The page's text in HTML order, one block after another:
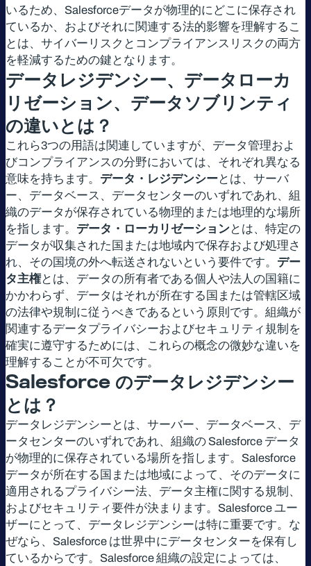
いるため、Salesforceデータが物理的にどこに保存され
ているか、およびそれに関連する法的影響を理解するこ
とは、サイバーリスクとコンプライアンスリスクの両方
を軽減するための鍵となります。
データレジデンシー、データローカ
リゼーション、データソブリンティ
の違いとは？
これら3つの用語は関連していますが、データ管理およ
びコンプライアンスの分野においては、それぞれ異なる
意味を持ちます。 データ・レジデンシーとは、サーバ
ー、データベース、データセンターのいずれであれ、組
織のデータが保存されている物理的または地理的な場所
を指します。 データ・ローカリゼーションとは、特定の
データが収集された国または地域内で保存および処理さ
れ、その国境の外へ転送されないという要件です。 デー
タ主権とは、データの所有者である個人や法人の国籍に
かかわらず、データはそれが所在する国または管轄区域
の法律や規制に従うべきであるという原則です。組織が
関連するデータプライバシーおよびセキュリティ規制を
確実に遵守するためには、これらの概念の微妙な違いを
理解することが不可欠です。
Salesforce のデータレジデンシー
とは？
データレジデンシーとは、サーバー、データベース、デ
ータセンターのいずれであれ、組織の Salesforce データ
が物理的に保存されている場所を指します。Salesforce
データが所在する国または地域によって、そのデータに
適用されるプライバシー法、データ主権に関する規制、
およびセキュリティ要件が決まります。Salesforce ユー
ザーにとって、データレジデンシーは特に重要です。な
ぜなら、Salesforce は世界中にデータセンターを保有し
ているからです。Salesforce 組織の設定によっては、